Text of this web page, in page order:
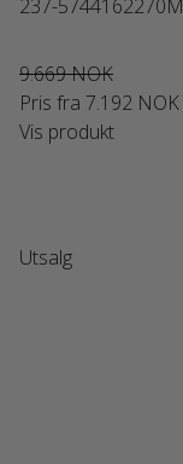
237-5744162270M
9.669 NOK
Pris fra 7.192 NOK
Vis produkt
Utsalg